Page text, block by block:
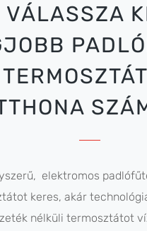
VÁLASSZA
elektromos
keres, akár
nélküli termosztátot